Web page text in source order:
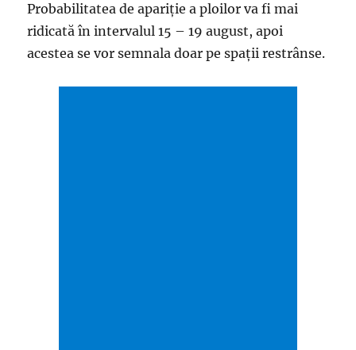
Probabilitatea de apariţie a ploilor va fi mai
ridicată în intervalul 15 – 19 august, apoi
acestea se vor semnala doar pe spaţii restrânse.